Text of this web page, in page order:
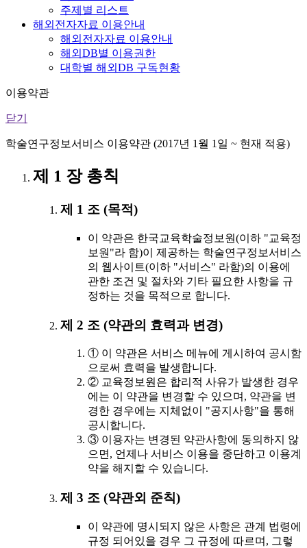
주제별 리스트
해외전자자료 이용안내
해외전자자료 이용안내
해외DB별 이용권한
대학별 해외DB 구독현황
이용약관
닫기
학술연구정보서비스 이용약관 (2017년 1월 1일 ~ 현재 적용)
제 1 장 총칙
제 1 조 (목적)
이 약관은 한국교육학술정보원(이하 "교육정
보원"라 함)이 제공하는 학술연구정보서비스
의 웹사이트(이하 "서비스" 라함)의 이용에
관한 조건 및 절차와 기타 필요한 사항을 규
정하는 것을 목적으로 합니다.
제 2 조 (약관의 효력과 변경)
① 이 약관은 서비스 메뉴에 게시하여 공시함
으로써 효력을 발생합니다.
② 교육정보원은 합리적 사유가 발생한 경우
에는 이 약관을 변경할 수 있으며, 약관을 변
경한 경우에는 지체없이 "공지사항"을 통해
공시합니다.
③ 이용자는 변경된 약관사항에 동의하지 않
으면, 언제나 서비스 이용을 중단하고 이용계
약을 해지할 수 있습니다.
제 3 조 (약관외 준칙)
이 약관에 명시되지 않은 사항은 관계 법령에
규정 되어있을 경우 그 규정에 따르며, 그렇